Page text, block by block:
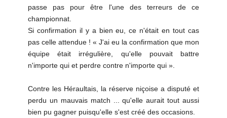
passe pas pour être l'une des terreurs de ce
championnat.
Si confirmation il y a bien eu, ce n'était en tout cas
pas celle attendue ! « J'ai eu la confirmation que mon
équipe était irrégulière, qu'elle pouvait battre
n'importe qui et perdre contre n'importe qui ».
Contre les Héraultais, la réserve niçoise a disputé et
perdu un mauvais match ... qu'elle aurait tout aussi
bien pu gagner puisqu'elle s'est créé des occasions.